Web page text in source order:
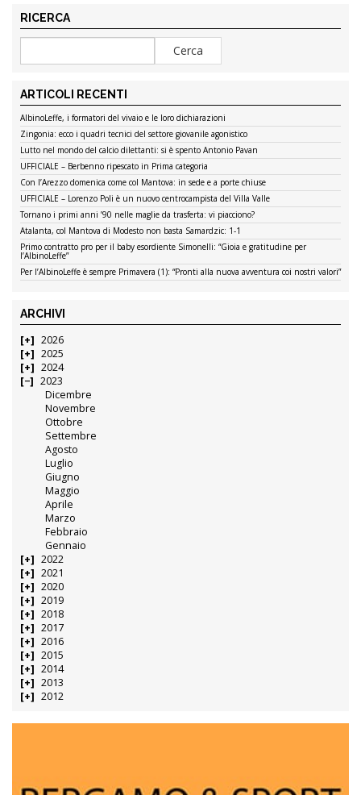
RICERCA
ARTICOLI RECENTI
AlbinoLeffe, i formatori del vivaio e le loro dichiarazioni
Zingonia: ecco i quadri tecnici del settore giovanile agonistico
Lutto nel mondo del calcio dilettanti: si è spento Antonio Pavan
UFFICIALE – Berbenno ripescato in Prima categoria
Con l’Arezzo domenica come col Mantova: in sede e a porte chiuse
UFFICIALE – Lorenzo Poli è un nuovo centrocampista del Villa Valle
Tornano i primi anni ’90 nelle maglie da trasferta: vi piacciono?
Atalanta, col Mantova di Modesto non basta Samardzic: 1-1
Primo contratto pro per il baby esordiente Simonelli: “Gioia e gratitudine per
l’AlbinoLeffe”
Per l’AlbinoLeffe è sempre Primavera (1): “Pronti alla nuova avventura coi nostri valori”
ARCHIVI
2026
2025
2024
2023
Dicembre
Novembre
Ottobre
Settembre
Agosto
Luglio
Giugno
Maggio
Aprile
Marzo
Febbraio
Gennaio
2022
2021
2020
2019
2018
2017
2016
2015
2014
2013
2012